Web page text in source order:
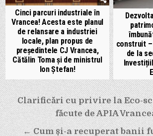
Cinci parcuri industriale în
Vrancea! Acesta este planul
de relansare a industriei
locale, plan propus de
președintele CJ Vrancea,
Cătălin Toma și de ministrul
Ion Ștefan!
construit
de la
Navigare
în
articole
Clarificări cu privire la Eco-
făcute de APIA
← Cum și-a recuperat banii